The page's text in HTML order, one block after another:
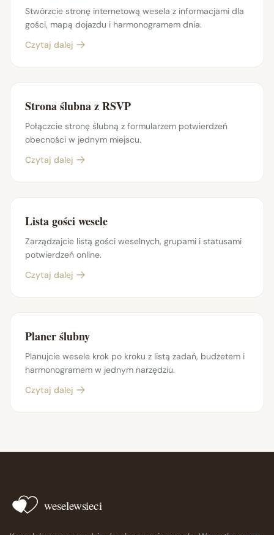
Stwórzcie stronę internetową wesela z informacjami dla
gości, mapą dojazdu i harmonogramem dnia.
Czytaj dalej
Strona ślubna z RSVP
Połączcie stronę ślubną z formularzem potwierdzeń
obecności w jednym miejscu.
Czytaj dalej
Lista gości wesele
Zarządzajcie listą gości weselnych, grupami i statusami
potwierdzeń online.
Czytaj dalej
Planer ślubny
Planujcie wesele krok po kroku z listą zadań, budżetem i
harmonogramem w jednym narzędziu.
Czytaj dalej
weselewsieci